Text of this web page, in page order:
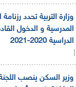
وزارة التربية تحدد
المدرسية و الدخول
الدراسية 2020-2021
وزير السكن ينصب اللجنة